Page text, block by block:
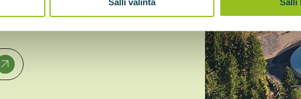
Salli valinta Salli
with the Privacy